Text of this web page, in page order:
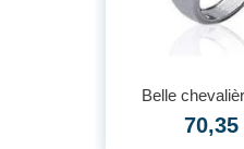
Belle
70,35